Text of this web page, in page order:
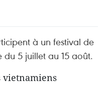
à un festival de
5 juillet au 15 août.
vietnamiens